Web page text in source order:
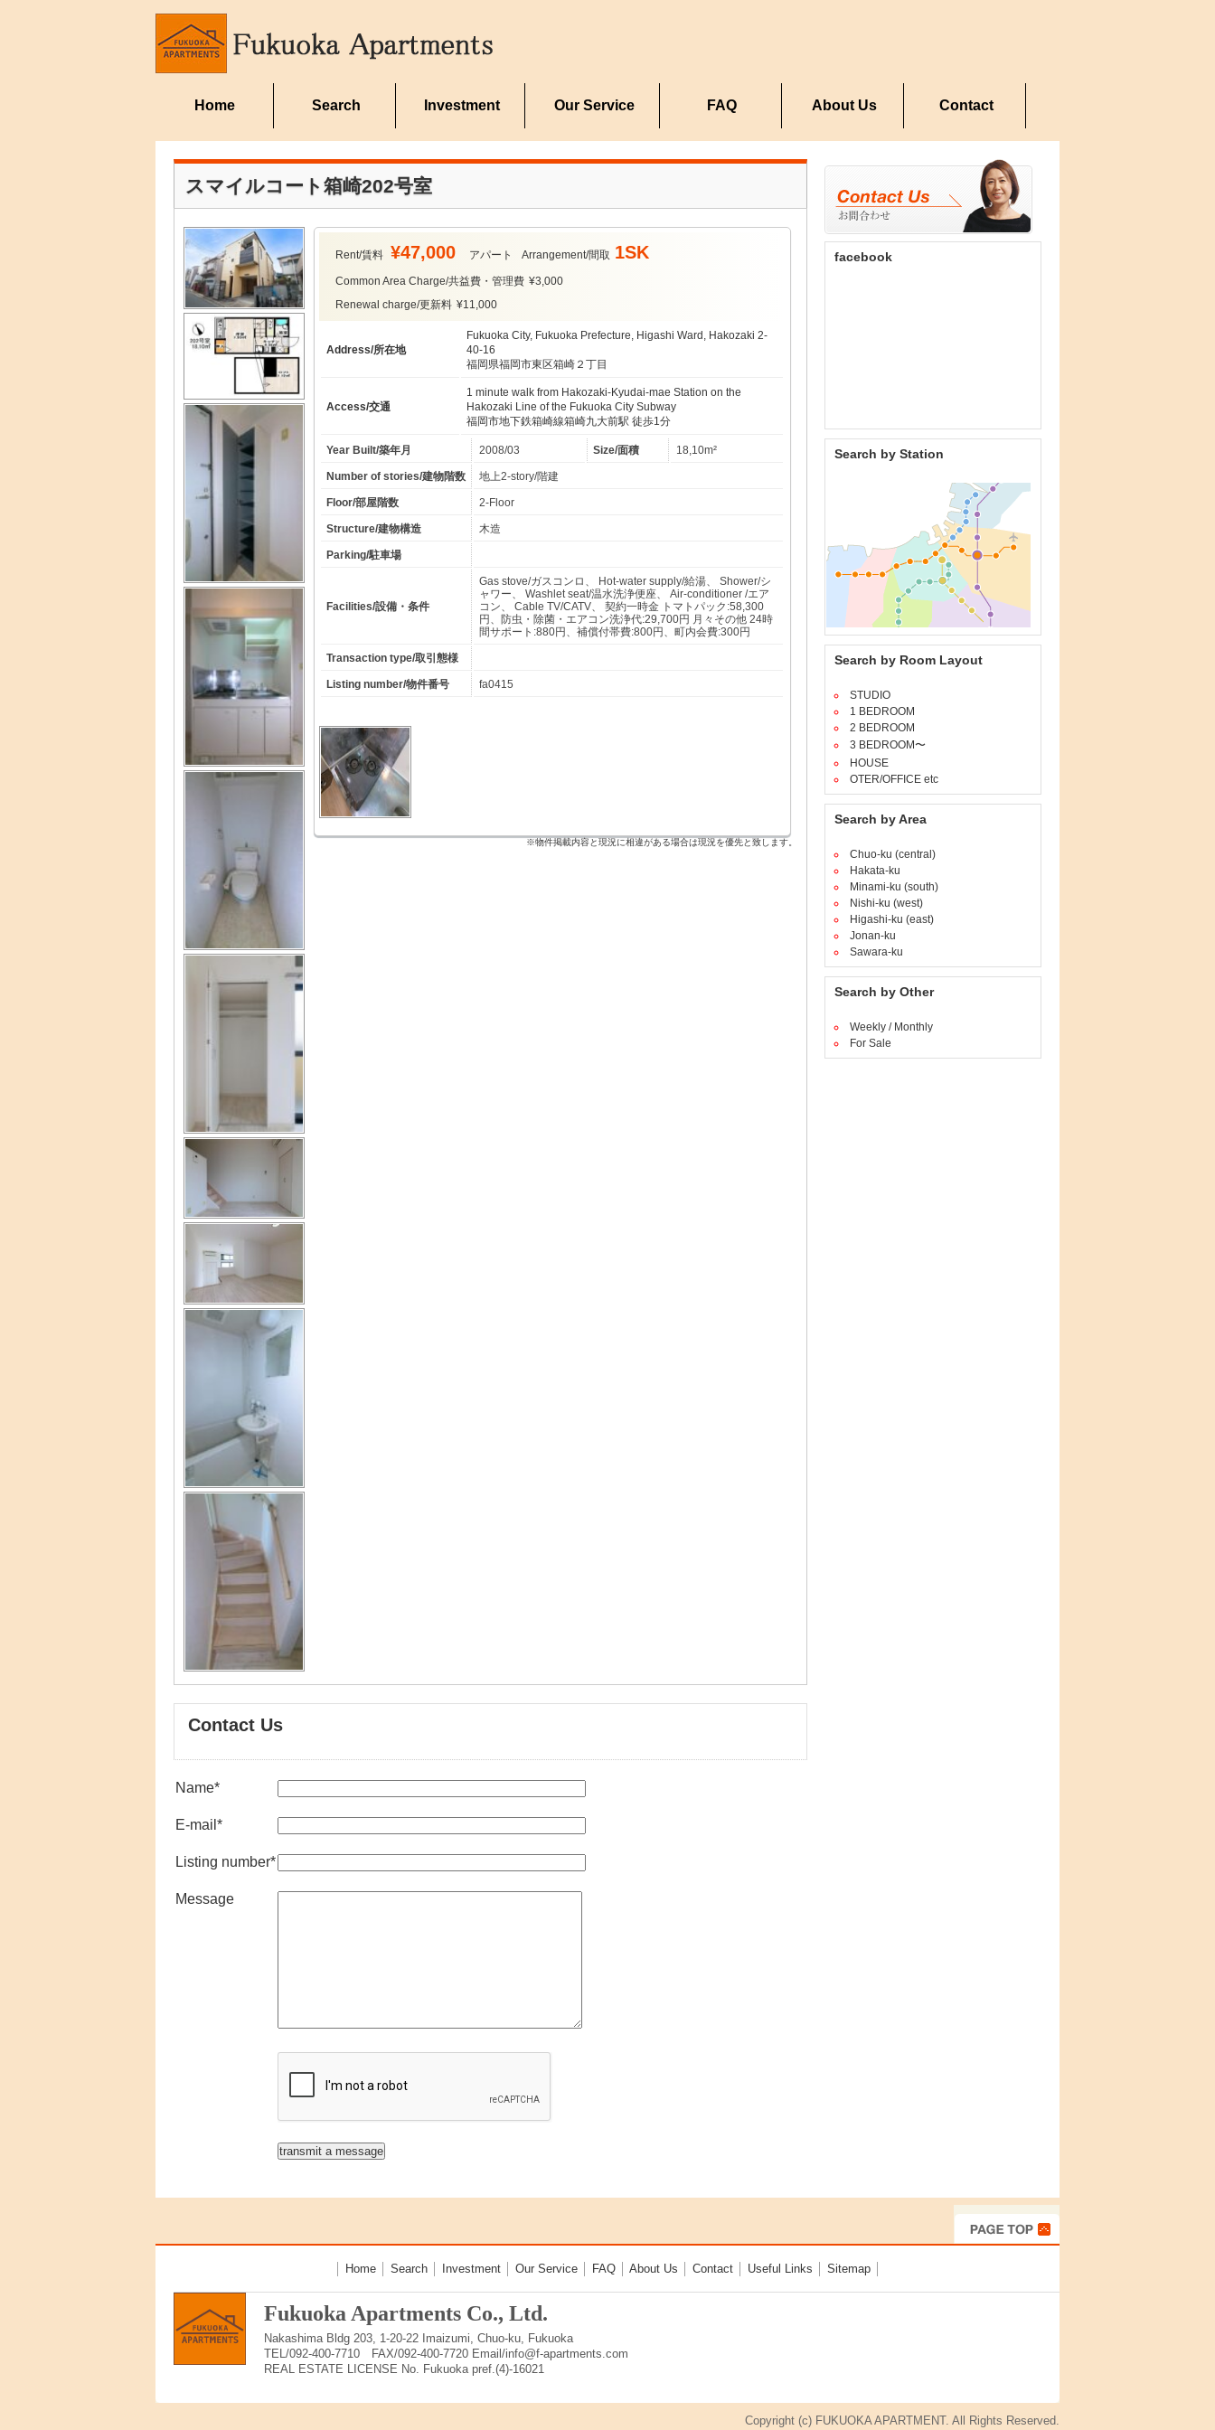
Home Search Investment Our Service FAQ About Us Contact
スマイルコート箱崎202号室
Rent/賃料 ¥47,000 アパート Arrangement/間取 1SK
Common Area Charge/共益費・管理費 ¥3,000
Renewal charge/更新料 ¥11,000
Address/所在地
Fukuoka City, Fukuoka Prefecture, Higashi Ward, Hakozaki 2-
40-16
福岡県福岡市東区箱崎２丁目
Access/交通
1 minute walk from Hakozaki-Kyudai-mae Station on the
Hakozaki Line of the Fukuoka City Subway
福岡市地下鉄箱崎線箱崎九大前駅 徒歩1分
Year Built/築年月 2008/03 Size/面積 18,10m²
Number of stories/建物階数 地上2-story/階建
Floor/部屋階数 2-Floor
Structure/建物構造 木造
Parking/駐車場
Facilities/設備・条件
Gas stove/ガスコンロ、 Hot-water supply/給湯、 Shower/シ
ャワー、 Washlet seat/温水洗浄便座、 Air-conditioner /エア
コン、 Cable TV/CATV、 契約一時金 トマトパック:58,300
円、防虫・除菌・エアコン洗浄代:29,700円 月々その他 24時
間サポート:880円、補償付帯費:800円、町内会費:300円
Transaction type/取引態様
Listing number/物件番号 fa0415
※物件掲載内容と現況に相違がある場合は現況を優先と致します。
Contact Us
Name*
E-mail *
Listing number*
Message
facebook
Search by Station
Search by Room Layout
STUDIO
1 BEDROOM
2 BEDROOM
3 BEDROOM〜
HOUSE
OTER/OFFICE etc
Search by Area
Chuo-ku (central)
Hakata-ku
Minami-ku (south)
Nishi-ku (west)
Higashi-ku (east)
Jonan-ku
Sawara-ku
Search by Other
Weekly / Monthly
For Sale
Home│ Search│ Investment│ Our Service│ FAQ│ About Us Contact│ Useful Links Sitemap│
Fukuoka Apartments Co., Ltd.
Nakashima Bldg 203, 1-20-22 Imaizumi, Chuo-ku, Fukuoka
TEL/092-400-7710 FAX/092-400-7720 Email/info@f-apartments.com
REAL ESTATE LICENSE No. Fukuoka pref.(4)-16021
Copyright (c) FUKUOKA APARTMENT. All Rights Reserved.